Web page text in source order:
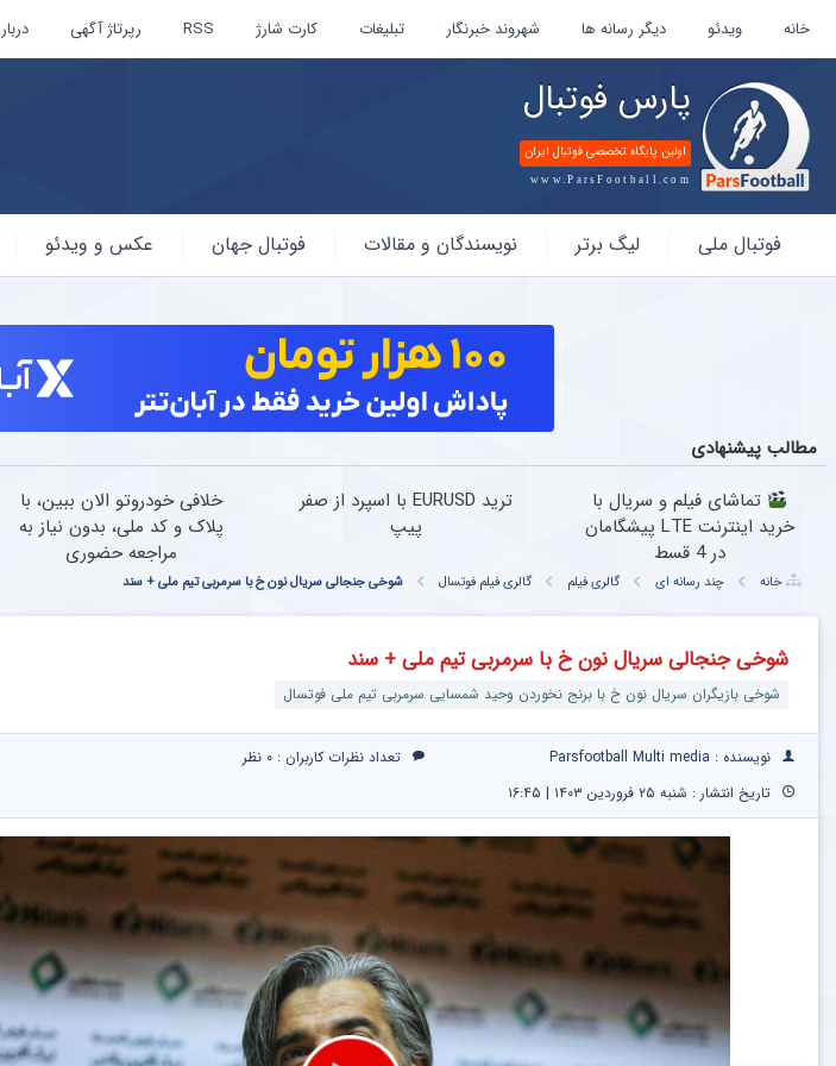
خانه ویدئو دیگر رسانه ها شهروند خبرنگار تبلیغات کارت شارژ RSS رپرتاژ آگهی
پارس فوتبال
اولین پایگاه تخصصی فوتبال ایران
www.ParsFootball.com
فوتبال
فوتبال ملی لیگ برتر نویسندگان و مقالات فوتبال جهان عکس و ویدئو
مطالب پیشنهادی
تماشای فیلم و سریال با
خرید اینترنت LTE پیشگامان
در 4 قسط
ترید EURUSD با اسپرد از صفر
پیپ
خلافی خودروتو الان ببین، با
پلاک و کد ملی، بدون نیاز به
مراجعه حضوری
خانه چند رسانه ای گالری فیلم گالری فیلم فوتسال شوخی جنجالی سریال نون خ با سرمربی تیم ملی + سند
شوخی جنجالی سریال نون خ با سرمربی تیم ملی + سند
شوخی بازیگران سریال نون خ با برنج نخوردن وحید شمسایی سرمربی تیم ملی فوتسال
نویسنده : Parsfootball Multi media تعداد نظرات کاربران : ۰ نظر
تاریخ انتشار : شنبه ۲۵ فروردین ۱۴۰۳ | ۱۶:۴۵